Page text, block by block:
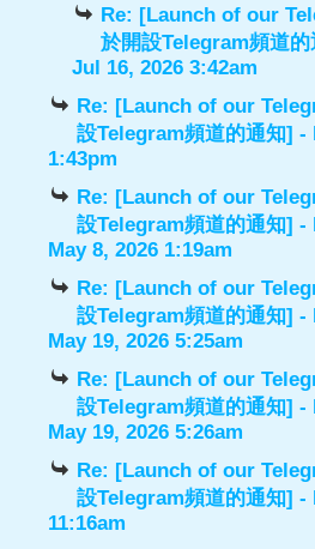
Re: [Launch of our
於開設Telegram頻道的
Jul 16, 2026 3:42am
Re: [Launch of our
設Telegram頻道的通知] -
1:43pm
Re: [Launch of our
設Telegram頻道的通知] -
May 8, 2026 1:19am
Re: [Launch of our
設Telegram頻道的通知] -
May 19, 2026 5:25am
Re: [Launch of our
設Telegram頻道的通知] -
May 19, 2026 5:26am
Re: [Launch of our
設Telegram頻道的通知] -
11:16am